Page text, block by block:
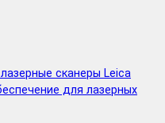
сканеры Leica
для лазерных